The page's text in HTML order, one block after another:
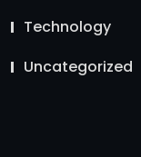
Technology
Uncategorized